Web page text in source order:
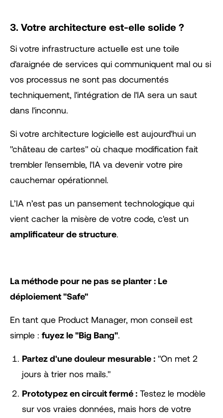
3. Votre architecture est-elle solide ?
Si votre infrastructure actuelle est une toile
d'araignée de services qui communiquent mal ou si
vos processus ne sont pas documentés
techniquement, l'intégration de l'IA sera un saut
dans l'inconnu.
Si votre architecture logicielle est aujourd'hui un
"château de cartes" où chaque modification fait
trembler l'ensemble, l'IA va devenir votre pire
cauchemar opérationnel.
L’IA n’est pas un pansement technologique qui
vient cacher la misère de votre code, c'est un
amplificateur de structure.
La méthode pour ne pas se planter : Le
déploiement "Safe"
En tant que Product Manager, mon conseil est
simple : fuyez le "Big Bang".
Partez d'une douleur mesurable : "On met 2
jours à trier nos mails."
Prototypez en circuit fermé : Testez le modèle
sur vos vraies données, mais hors de votre